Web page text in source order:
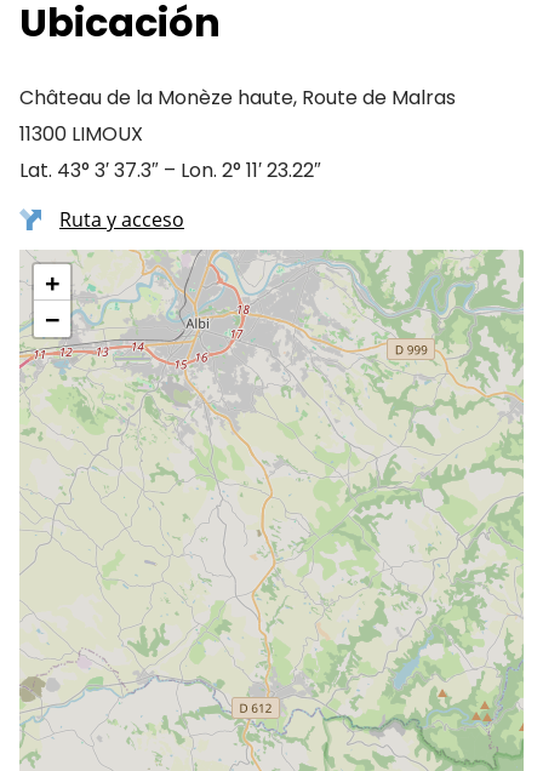
Ubicación
Château de la Monèze haute, Route de Malras
11300 LIMOUX
Lat. 43° 3′ 37.3″ – Lon. 2° 11′ 23.22″
Ruta y acceso
+
−